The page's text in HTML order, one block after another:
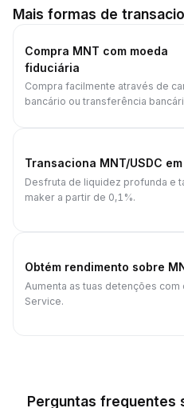
Mais formas de
Compra MNT com moeda
fiduciária
Compra facilmente através de
bancário ou transferência
Transaciona MNT/USDC
Desfruta de liquidez profunda e
maker a partir de 0,1%.
Obtém rendimento sobre
Aumenta as tuas detenções com
Service.
Perguntas frequentes